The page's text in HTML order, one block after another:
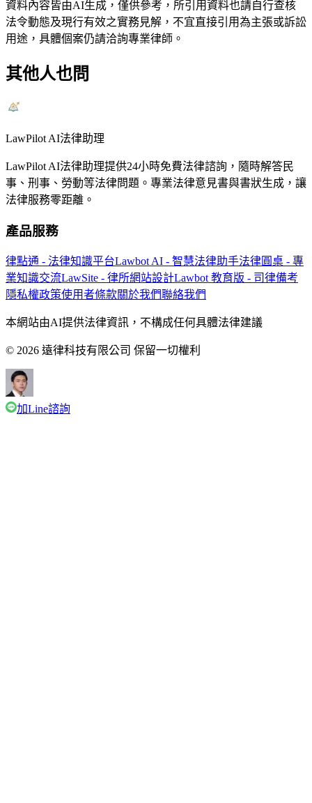
資料內容皆由AI生成，僅供參考，所引用資料也請自行查核
法令動態及現行有效之實務見解，不宜直接引用為主張或訴訟
用途，具體個案仍請洽詢專業律師。
其他人也問
LawPilot AI法律助理
LawPilot AI法律助理提供24小時免費法律諮詢，隨時解答民
事、刑事、勞動等法律問題。專業法律意見書與書狀生成，讓
法律服務零距離。
產品服務
律點通 - 法律知識平台Lawbot AI - 智慧法律助手法律圓桌 - 專
業知識交流LawSite - 律所網站設計Lawbot 教育版 - 司律備考
隱私權政策使用者條款關於我們聯絡我們
本網站由AI提供法律資訊，不構成任何具體法律建議
© 2026 遠律科技有限公司 保留一切權利
加Line諮詢